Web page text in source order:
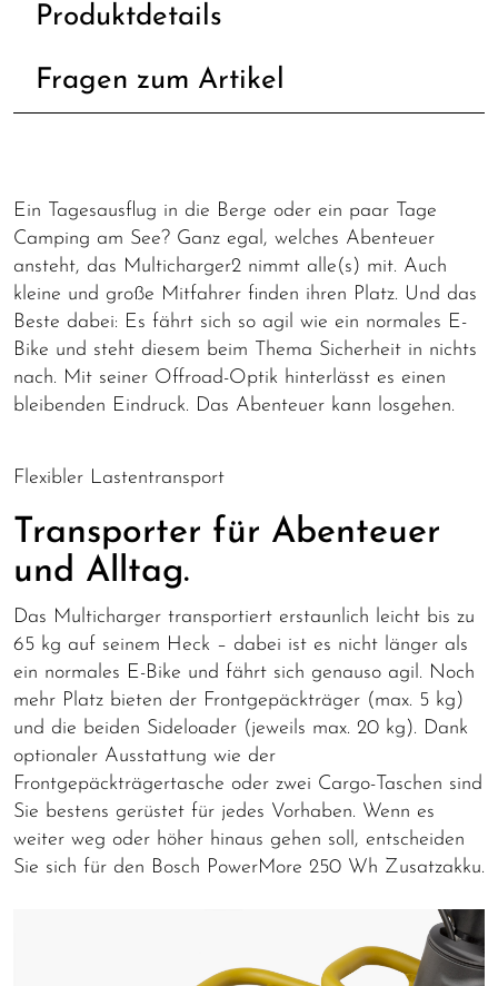
Produktdetails
Fragen zum Artikel
Ein Tagesausflug in die Berge oder ein paar Tage
Camping am See? Ganz egal, welches Abenteuer
ansteht, das Multicharger2 nimmt alle(s) mit. Auch
kleine und große Mitfahrer finden ihren Platz. Und das
Beste dabei: Es fährt sich so agil wie ein normales E-
Bike und steht diesem beim Thema Sicherheit in nichts
nach. Mit seiner Offroad-Optik hinterlässt es einen
bleibenden Eindruck. Das Abenteuer kann losgehen.
Flexibler Lastentransport
Transporter für Abenteuer
und Alltag.
Das Multicharger transportiert erstaunlich leicht bis zu
65 kg auf seinem Heck – dabei ist es nicht länger als
ein normales E-Bike und fährt sich genauso agil. Noch
mehr Platz bieten der Frontgepäckträger (max. 5 kg)
und die beiden Sideloader (jeweils max. 20 kg). Dank
optionaler Ausstattung wie der
Frontgepäckträgertasche oder zwei Cargo-Taschen sind
Sie bestens gerüstet für jedes Vorhaben. Wenn es
weiter weg oder höher hinaus gehen soll, entscheiden
Sie sich für den Bosch PowerMore 250 Wh Zusatzakku.